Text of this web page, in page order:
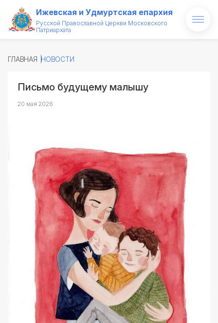
Ижевская и Удмуртская епархия
Русской Православной Церкви Московского
Патриархата
О епархии
Архипастырь
Новости
Медиатека
Святые и святыни
Контакты
ГЛАВНАЯ НОВОСТИ
Письмо будущему малышу
20 мая 2026